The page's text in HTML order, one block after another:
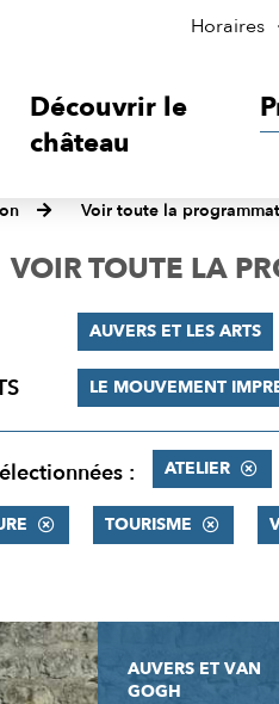
Horaires
Découvrir le
château
Voir toute la
VOIR TOUTE LA
AUVERS ET LES ARTS
LE MOUVEMENT
: ATELIER
TOURISME
AUVERS ET VAN
GOGH